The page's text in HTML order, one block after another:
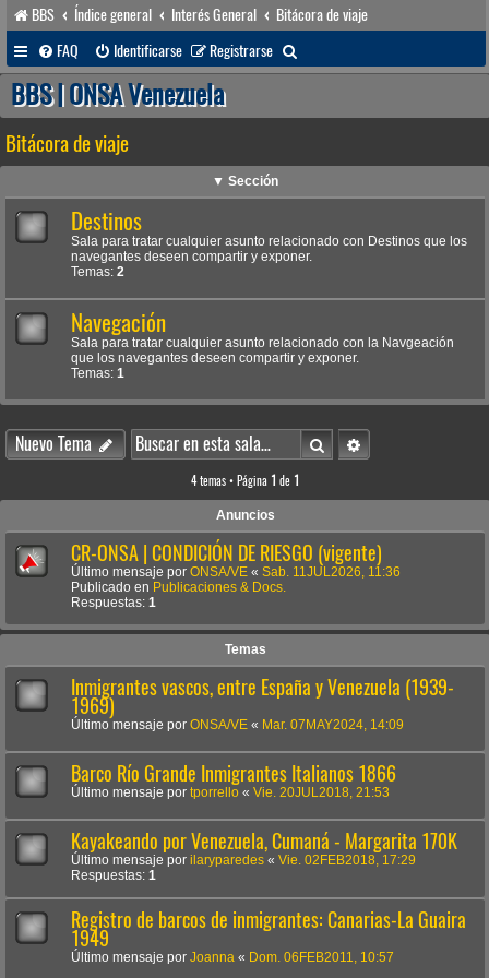
BBS Índice general Interés General
Bitácora de viaje
FAQ
Identificarse Registrarse
u
a
r
BBS | ONSA Venezuela
Bitácora de viaje
▼ Sección
Destinos
Sala para tratar cualquier asunto relacionado con Destinos que los
navegantes deseen compartir y exponer.
Temas: 2
Navegación
Sala para tratar cualquier asunto relacionado con la Navgeación
que los navegantes deseen compartir y exponer.
Temas: 1
Nuevo Tema BuscarBúsqueda avanzada
4 temas • Página 1 de 1
Anuncios
CR-ONSA | CONDICIÓN DE RIESGO (vigente)
Último mensaje por ONSA/VE « Sab. 11JUL2026, 11:36
Publicado en Publicaciones & Docs.
Respuestas: 1
Temas
Inmigrantes vascos, entre España y Venezuela (1939-
1969)
Último mensaje por ONSA/VE « Mar. 07MAY2024, 14:09
Barco Río Grande Inmigrantes Italianos 1866
Último mensaje por tporrello « Vie. 20JUL2018, 21:53
Kayakeando por Venezuela, Cumaná - Margarita 170K
Último mensaje por ilaryparedes « Vie. 02FEB2018, 17:29
Respuestas: 1
Registro de barcos de inmigrantes: Canarias-La Guaira
1949
Último mensaje por Joanna « Dom. 06FEB2011, 10:57